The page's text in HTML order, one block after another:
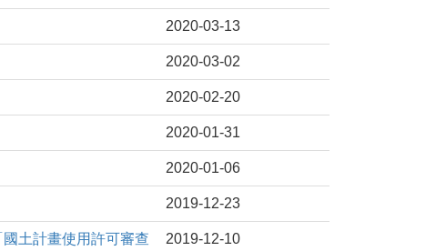
2020-03-13
2020-03-02
2020-02-20
2020-01-31
2020-01-06
2019-12-23
土計畫使用許可審查
2019-12-10